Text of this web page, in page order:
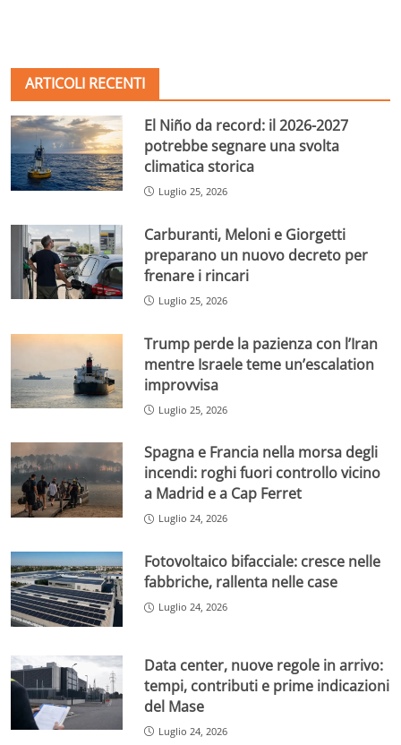
ARTICOLI RECENTI
El Niño da record: il 2026-2027
potrebbe segnare una svolta
climatica storica
Luglio 25, 2026
Carburanti, Meloni e Giorgetti
preparano un nuovo decreto per
frenare i rincari
Luglio 25, 2026
Trump perde la pazienza con l’Iran
mentre Israele teme un’escalation
improvvisa
Luglio 25, 2026
Spagna e Francia nella morsa degli
incendi: roghi fuori controllo vicino
a Madrid e a Cap Ferret
Luglio 24, 2026
Fotovoltaico bifacciale: cresce nelle
fabbriche, rallenta nelle case
Luglio 24, 2026
Data center, nuove regole in arrivo:
tempi, contributi e prime indicazioni
del Mase
Luglio 24, 2026